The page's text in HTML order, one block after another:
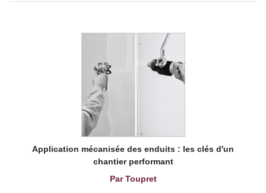
Application mécanisée des enduits : les clés d'un
chantier performant
Par Toupret